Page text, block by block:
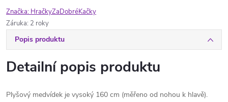
Značka: HračkyZaDobréKačky
Záruka: 2 roky
Popis produktu
Detailní popis produktu
Plyšový medvídek je vysoký 160 cm (měřeno od nohou k hlavě).